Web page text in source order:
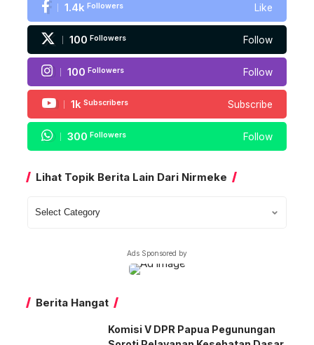
1.4k Followers Like
100 Followers Follow
100 Followers Follow
1k Subscribers Subscribe
300 Followers Follow
Lihat Topik Berita Lain Dari Nirmeke
Ads Sponsored by
Berita Hangat
Komisi V DPR Papua Pegunungan